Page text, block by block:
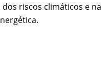
riscos climáticos e na